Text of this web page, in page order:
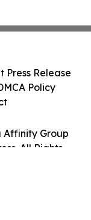
Affinity Group
All Rights
Press Release
Policy